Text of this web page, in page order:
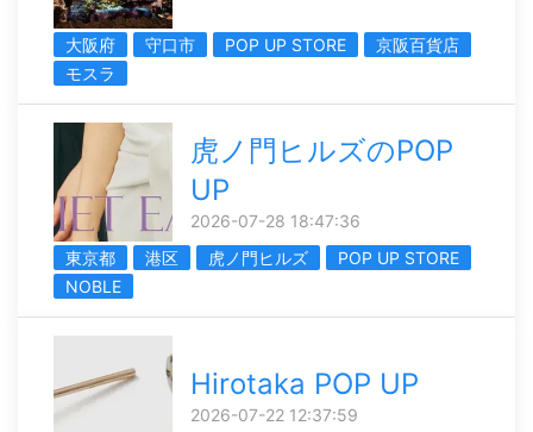
大阪府 守口市 POP UP STORE
京阪百貨店
モスラ
虎ノ門ヒルズのPOP
UP
2026-07-28 18:47:36
東京都
港区 虎ノ門ヒルズ
POP UP STORE
NOBLE
Hirotaka POP UP
2026-07-22 12:37:59